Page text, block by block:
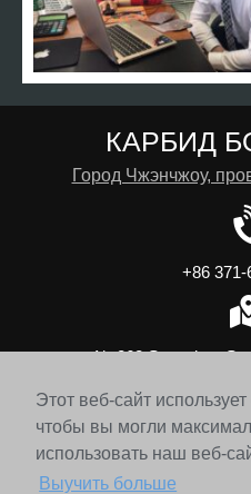
Этот веб-сайт
чтобы вы могли
использовать наш веб-
Выучить больше
КАРБИД
Город Чжэнчжоу,
+86 371-
№ 262 Songshan